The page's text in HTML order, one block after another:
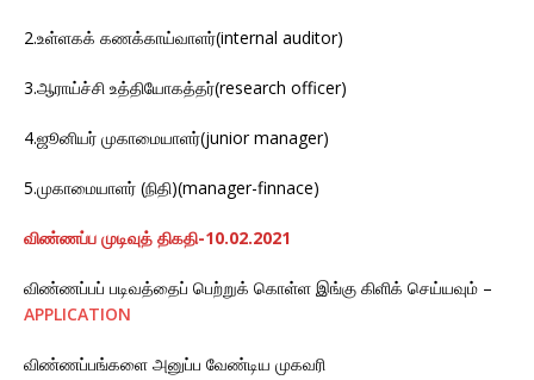
2.உள்ளகக் கணக்காய்வாளர்(internal auditor)
3.ஆராய்ச்சி உத்தியோகத்தர்(research officer)
4.ஜூனியர் முகாமையாளர்(junior manager)
5.முகாமையாளர் (நிதி)(manager-finnace)
விண்ணப்ப முடிவுத் திகதி-10.02.2021
விண்ணப்பப் படிவத்தைப் பெற்றுக் கொள்ள இங்கு கிளிக் செய்யவும் –
APPLICATION
விண்ணப்பங்களை அனுப்ப வேண்டிய முகவரி